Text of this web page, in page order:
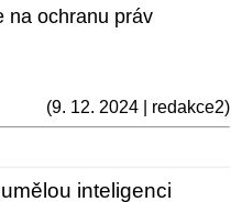
na ochranu práv
(9. 12. 2024 | redakce2)
inteligenci